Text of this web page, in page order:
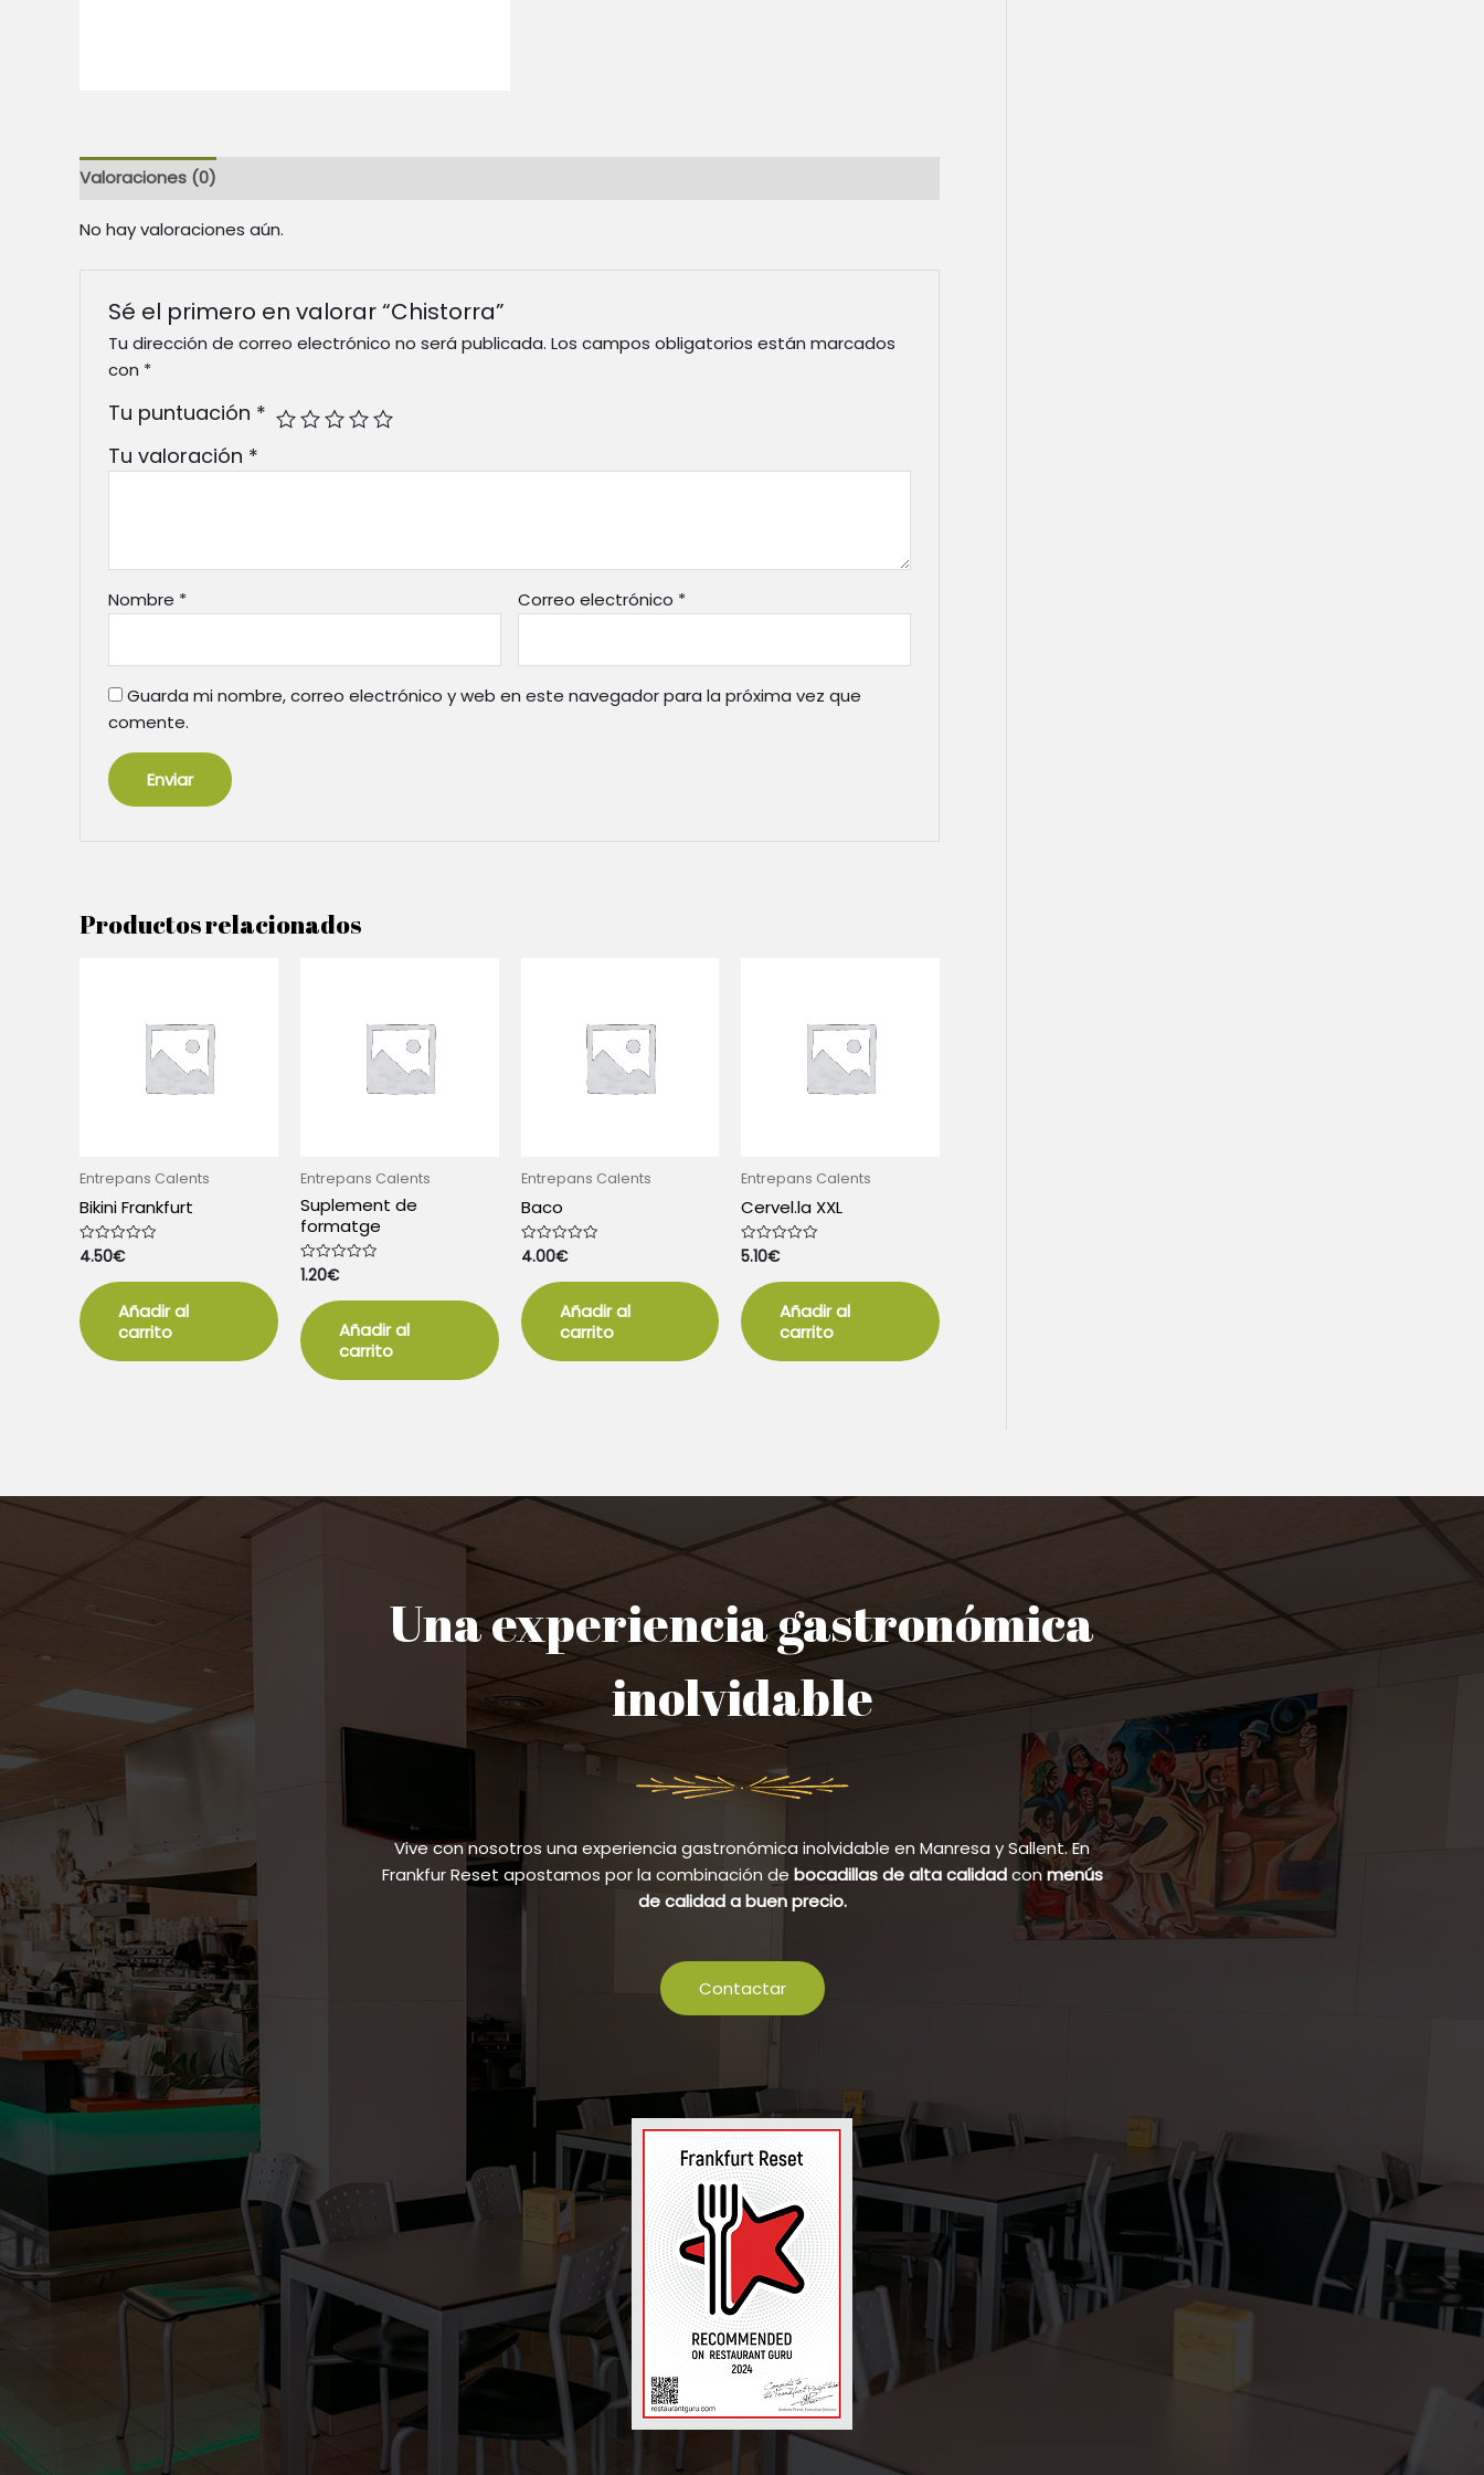
Valoraciones (0)
No hay valoraciones aún.
Sé el primero en valorar “Chistorra”
Tu dirección de correo electrónico no será publicada. Los campos obligatorios están marcados
con *
Tu puntuación *
Tu valoración *
Nombre * Correo electrónico *
Guarda mi nombre, correo electrónico y web en este navegador para la próxima vez que
comente.
Productos relacionados
Entrepans Calents
Bikini Frankfurt
Valorado
con
de
5
4.50€
Añadir al
carrito
Entrepans Calents
Suplement de
formatge
Valorado
con
de
5
1.20€
Añadir al
carrito
Entrepans Calents
Baco
Valorado
con
de
5
4.00€
Añadir al
carrito
Entrepans Calents
Cervel.la XXL
Valorado
con
de
5
5.10€
Añadir al
carrito
Una experiencia gastronómica
inolvidable
Vive con nosotros una experiencia gastronómica inolvidable en Manresa y Sallent. En
Frankfur Reset apostamos por la combinación de bocadillas de alta calidadconmenús
de calidad a buen precio.
Contactar